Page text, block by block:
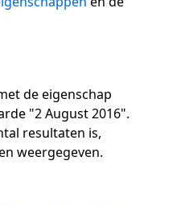
de eigenschap
"2 August 2016".
resultaten is,
weergegeven.